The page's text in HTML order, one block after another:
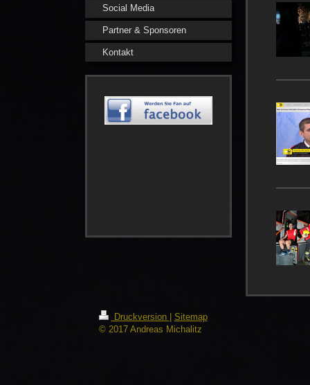
Social Media
Partner & Sponsoren
Kontakt
Druckversion
Sitemap
© 2017 Andreas Michalitz